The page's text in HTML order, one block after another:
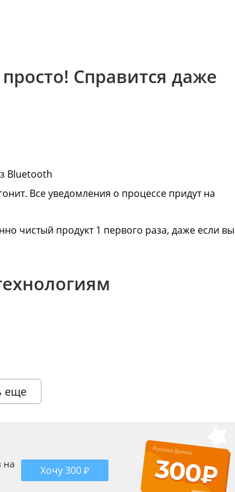
Справится даже
Bluetooth
Все уведомления о процессе придут на
чистый продукт 1 первого раза, даже если вы
Всё что нужно — нажать одну кнопку.
делами. Автоматика сделает всю работу за
еще
на
Хочу 300 ₽